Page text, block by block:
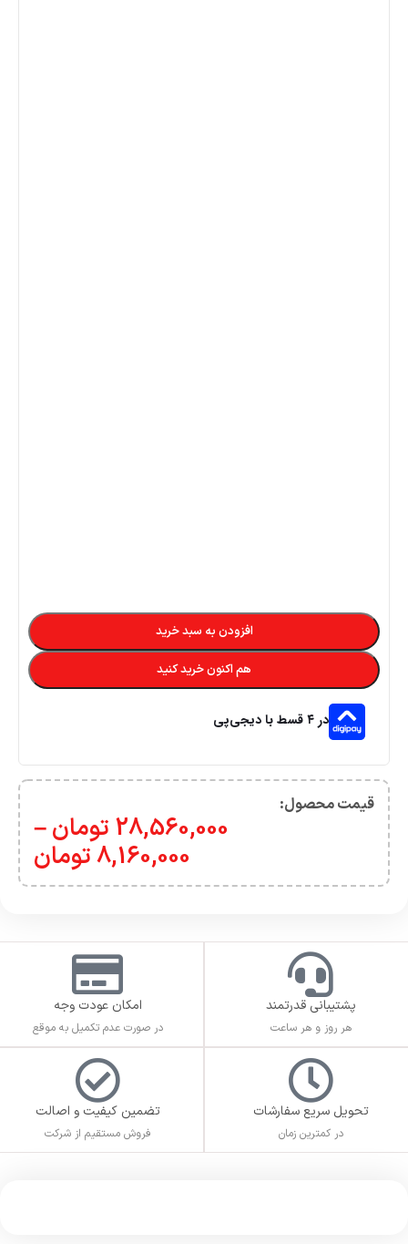
افزودن به سبد خرید
هم اکنون خرید کنید
در ۴ قسط با دیجی‌پی
قیمت محصول:​
28,560,000 تومان–
8,160,000تومان
پشتیبانی قدرتمند
هر روز و هر ساعت
امکان عودت وجه
در صورت عدم تکمیل به موقع
تحویل سریع سفارشات
در کمترین زمان
تضمین کیفیت و اصالت
فروش مستقیم از شرکت